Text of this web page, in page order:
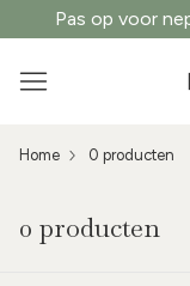
Pas op voor
Home 0 producten
0 producten